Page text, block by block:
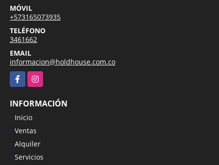
MÓVIL
+573165073935
TELÉFONO
3461662
EMAIL
informacion@holdhouse.com.co
FacebookInstagram
INFORMACIÓN
Inicio
Ventas
Alquiler
Servicios